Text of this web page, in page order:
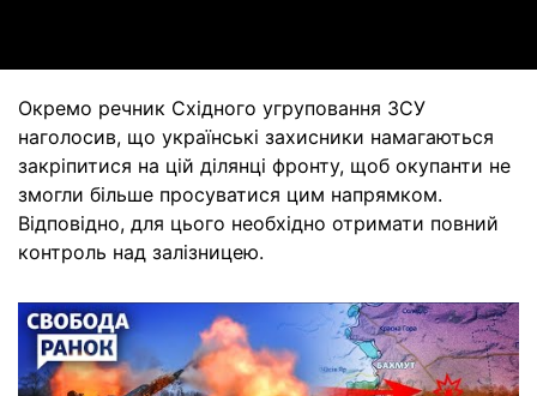
Окремо речник Східного угруповання ЗСУ
наголосив, що українські захисники намагаються
закріпитися на цій ділянці фронту, щоб окупанти не
змогли більше просуватися цим напрямком.
Відповідно, для цього необхідно отримати повний
контроль над залізницею.